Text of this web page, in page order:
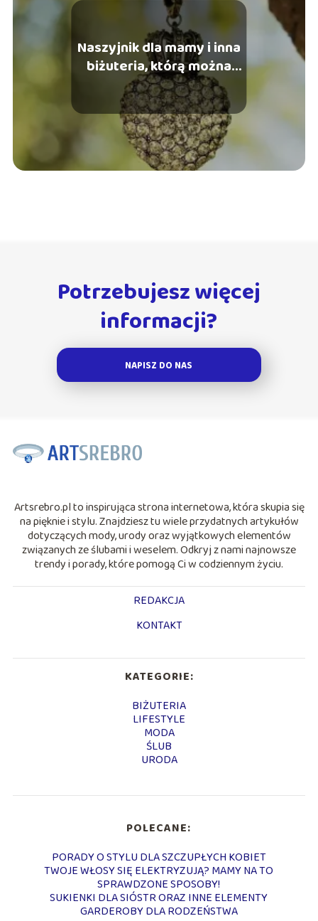
Naszyjnik dla mamy i inna
biżuteria, którą można
podarować
Potrzebujesz więcej
informacji?
NAPISZ DO NAS
Artsrebro.pl to inspirująca strona internetowa, która skupia się
na pięknie i stylu. Znajdziesz tu wiele przydatnych artykułów
dotyczących mody, urody oraz wyjątkowych elementów
związanych ze ślubami i weselem. Odkryj z nami najnowsze
trendy i porady, które pomogą Ci w codziennym życiu.
REDAKCJA
KONTAKT
KATEGORIE:
BIŻUTERIA
LIFESTYLE
MODA
ŚLUB
URODA
POLECANE:
PORADY O STYLU DLA SZCZUPŁYCH KOBIET
TWOJE WŁOSY SIĘ ELEKTRYZUJĄ? MAMY NA TO
SPRAWDZONE SPOSOBY!
SUKIENKI DLA SIÓSTR ORAZ INNE ELEMENTY
GARDEROBY DLA RODZEŃSTWA